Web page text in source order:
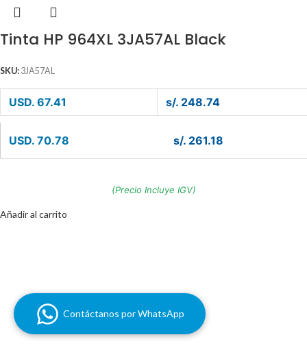
Tinta HP 964XL 3JA57AL Black
SKU: 3JA57AL
USD. 67.41 s/. 248.74
USD. 70.78 s/. 261.18
(Precio Incluye IGV)
Añadir al carrito
Contáctanos por WhatsApp